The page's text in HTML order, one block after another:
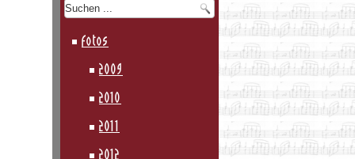
Fotos
2009
2010
2011
2012